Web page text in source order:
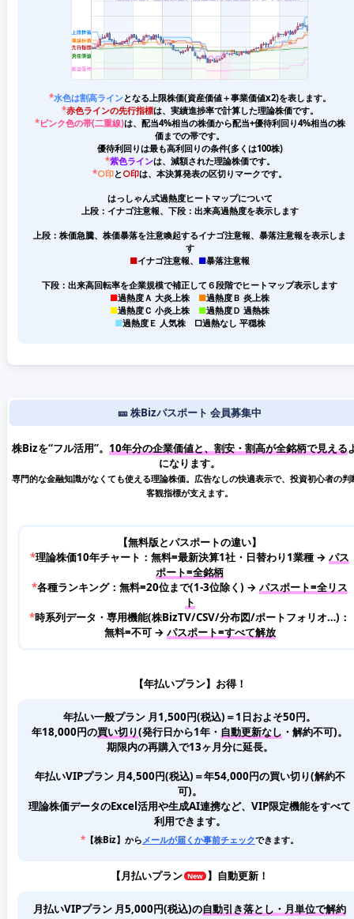
*水色は割高ラインとなる上限株価(資産価値＋事業価値x2)を表します。
*赤色ラインの先行指標は、実績進捗率で計算した理論株価です。
*ピンク色の帯(二重線)は、配当4%相当の株価から配当+優待利回り4%相当の株
価までの帯です。
優待利回りは最も高利回りの条件(多くは100株)
*紫色ラインは、減額された理論株価です。
*○印と ○印は、本決算発表の区切りマークです。
はっしゃん式過熱度ヒートマップについて
上段：イナゴ注意報、下段：出来高過熱度を表示します
上段：株価急騰、株価暴落を注意喚起するイナゴ注意報、暴落注意報を表示しま
す
■イナゴ注意報、 ■暴落注意報
下段：出来高回転率を企業規模で補正して６段階でヒートマップ表示します
■過熱度Ａ 大炎上株 ■過熱度Ｂ 炎上株
■過熱度Ｃ 小炎上株 ■過熱度Ｄ 過熱株
■過熱度Ｅ 人気株 □過熱なし 平穏株
🎫 株Bizパスポート 会員募集中
株Bizを“フル活用”。 10年分の企業価値と、割安・割高が全銘柄で見える
になります。
専門的な金融知識がなくても使える理論株価。広告なしの快適表示で、投資初心者の判
客観指標が支えます。
【無料版とパスポートの違い】
*理論株価10年チャート：無料=最新決算1社・日替わり1業種 → パス
ポート=全銘柄
*各種ランキング：無料=20位まで(1-3位除く) → パスポート=全リス
ト
*時系列データ・専用機能(株BizTV/CSV/分布図/ポートフォリオ…)：
無料=不可 → パスポート=すべて解放
【年払いプラン】お得！
年払い一般プラン 月1,500円(税込)＝1日およそ50円。
年18,000円の買い切り(発行日から1年・ 自動更新なし ・解約不可)。
期限内の再購入で13ヶ月分に延長。
年払いVIPプラン 月4,500円(税込)＝年54,000円の買い切り(解約不
可)。
理論株価データのExcel活用や生成AI連携など、VIP限定機能をすべて
利用できます。
* 【株Biz】から メールが届くか事前チェックできます。
【月払いプラン 】自動更新！
月払いVIPプラン 月5,000円(税込)の自動引き落とし・月単位で解約